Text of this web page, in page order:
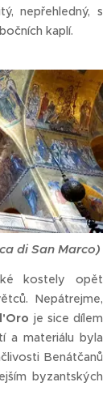
nepřehledný, s
kaplí.
di San Marco)
kostely opět
Nepátrejme,
je sice dílem
a materiálu byla
Benátčanů
byzantských